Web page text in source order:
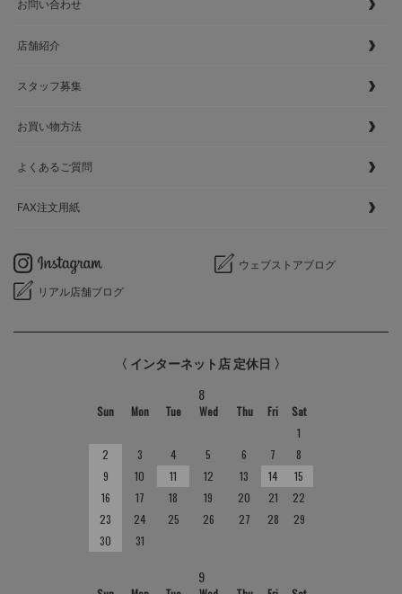
お問い合わせ
店舗紹介
スタッフ募集
お買い物方法
よくあるご質問
FAX注文用紙
ウェブストアブログ
リアル店舗ブログ
〈 インターネット店 定休日 〉
8
Sun Mon Tue Wed Thu Fri
Sat
1
2
3 4 5 6 7
8
9
10 11 12 13 14
15
16
17 18 19 20 21
22
23
24 25 26 27 28
29
30
31
9